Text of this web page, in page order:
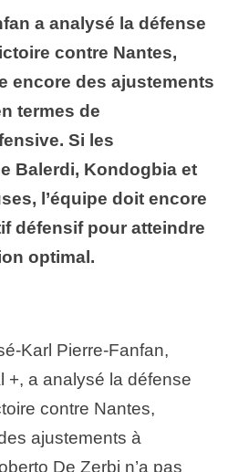
a analysé la défense
contre Nantes,
encore des ajustements
termes de
Si les
Balerdi, Kondogbia et
l’équipe doit encore
défensif pour atteindre
optimal.
Karl Pierre-Fanfan,
+, a analysé la défense
contre Nantes,
ajustements à
De Zerbi n’a pas